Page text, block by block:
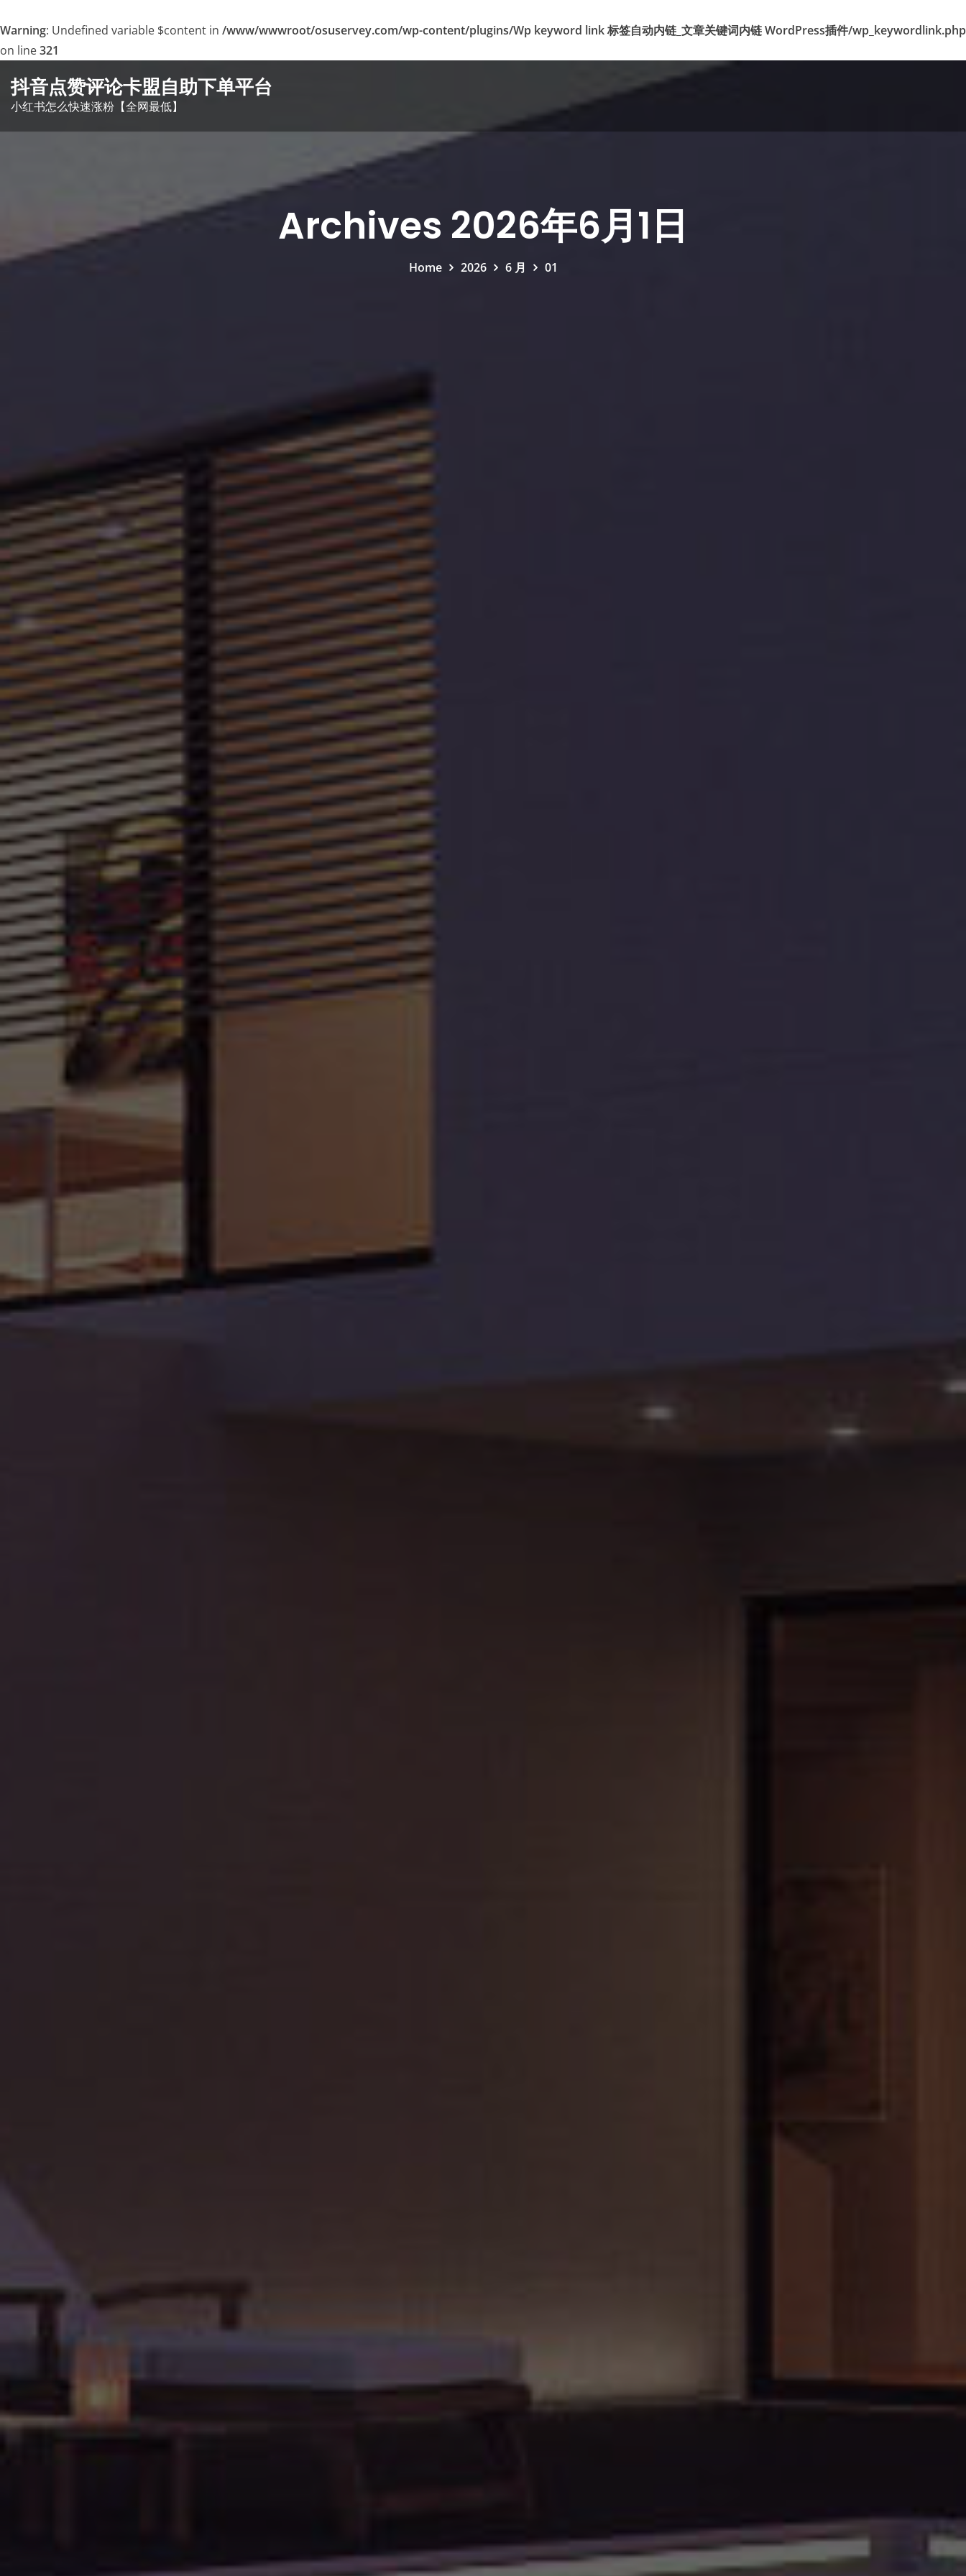
Warning: Undefined variable $content in /www/wwwroot/osuservey.com/wp-content/plugins/Wp keyword link 标签自动内链_文章关键词内链 WordPress插件/wp_keywordlink.php
on line321
to
content
抖音点赞评论卡盟自助下单平台
小红书怎么快速涨粉【全网最低】
Archives 2026年6月1日
Home 2026 6 月 01